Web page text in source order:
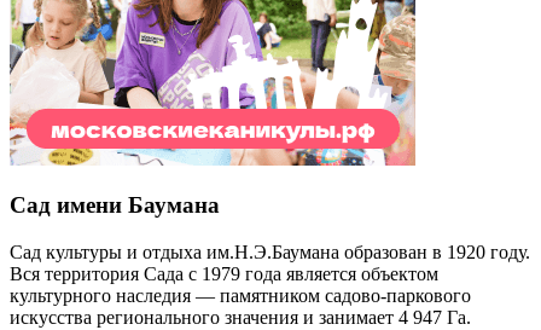
Сад имени Баумана
Сад культуры и отдыха им.Н.Э.Баумана образован в 1920 году.
Вся территория Сада с 1979 года является объектом
культурного наследия — памятником садово-паркового
искусства регионального значения и занимает 4 947 Га.